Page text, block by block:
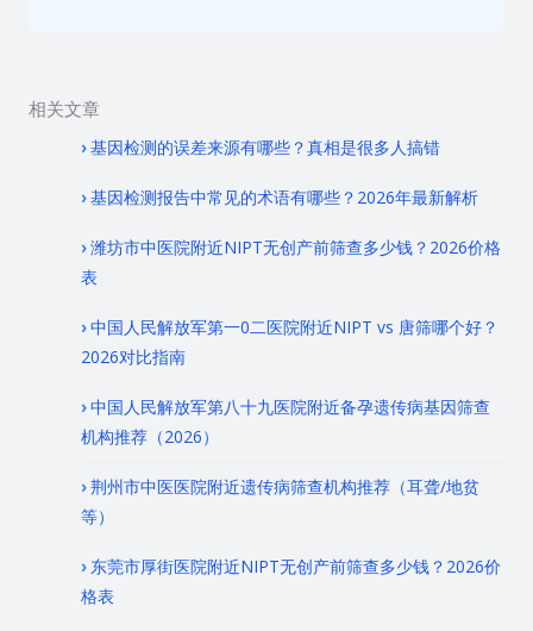
相关文章
基因检测的误差来源有哪些？真相是很多人搞错
基因检测报告中常见的术语有哪些？2026年最新解析
潍坊市中医院附近NIPT无创产前筛查多少钱？2026价格
表
中国人民解放军第一0二医院附近NIPT vs 唐筛哪个好？
2026对比指南
中国人民解放军第八十九医院附近备孕遗传病基因筛查
机构推荐（2026）
荆州市中医医院附近遗传病筛查机构推荐（耳聋/地贫
等）
东莞市厚街医院附近NIPT无创产前筛查多少钱？2026价
格表